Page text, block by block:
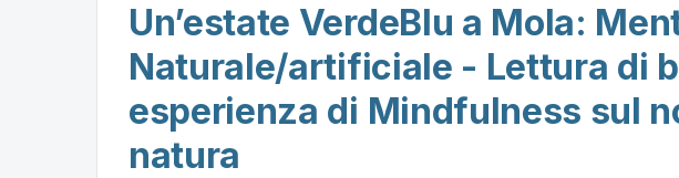
Un’estate VerdeBlu a Mola:
Naturale/artificiale - Lettura di
esperienza di Mindfulness sul
natura